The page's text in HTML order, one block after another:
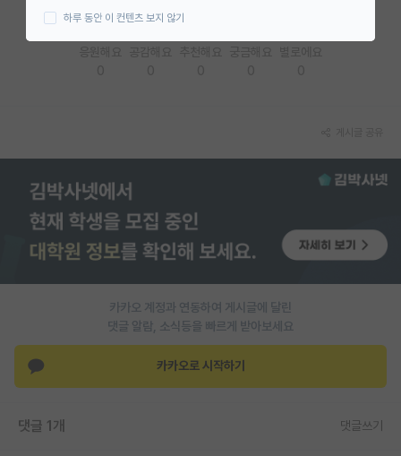
연구실(PI) 홍보 게시판
취업 게시판
임용 후기 게시판
PI 전용 게시판
특수/전문대학원 게시판
학술 정보 게시판
카카오 계정과 연동하여 게시글에 달린
댓글 알람, 소식등을 빠르게 받아보세요
카카오로 시작하기
댓글 1개 댓글쓰기
하루 동안 이 컨텐츠 보지 않기